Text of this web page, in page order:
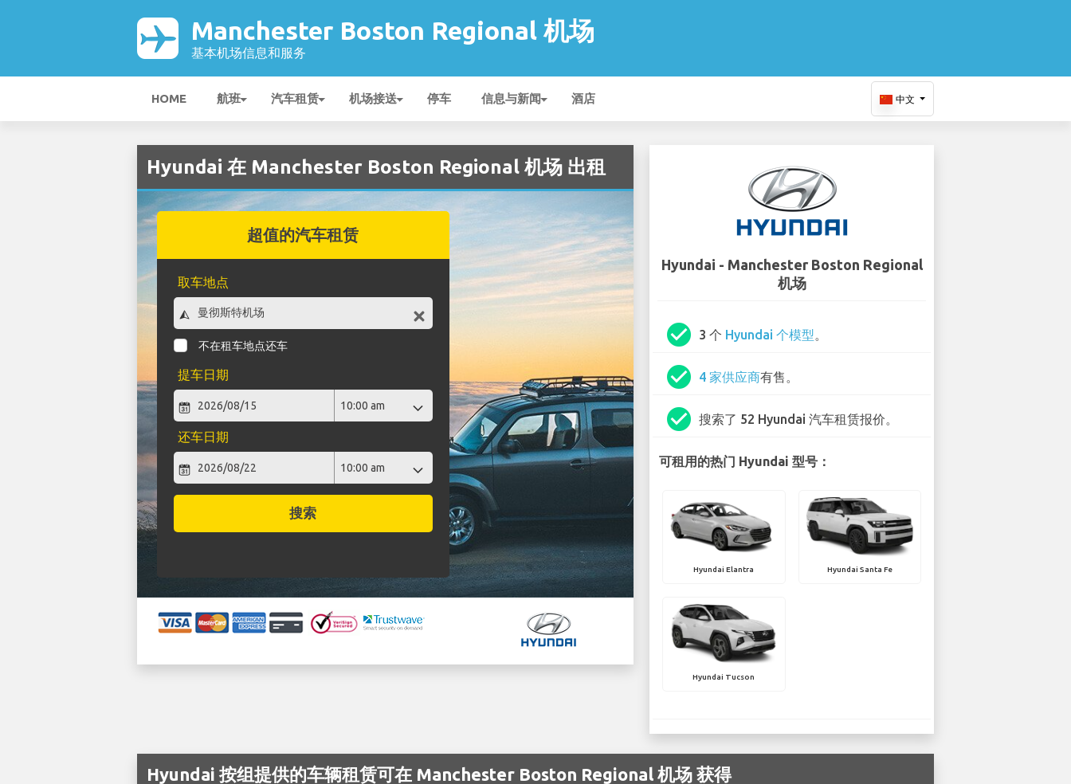
Manchester Boston Regional 机场
基本机场信息和服务
HOME 航班 汽车租赁 机场接送 停车 信息与新闻 酒店 中文
Hyundai 在 Manchester Boston Regional 机场 出租
超值的汽车租赁
取车地点
不在租车地点还车
提车日期
还车日期
搜索
Hyundai - Manchester Boston Regional
机场
check_circle 3 个 Hyundai 个模型。
check_circle 4 家供应商有售。
check_circle 搜索了 52 Hyundai 汽车租赁报价。
可租用的热门 Hyundai 型号：
Hyundai Elantra Hyundai Santa Fe
Hyundai Tucson
Hyundai 按组提供的车辆租赁可在 Manchester Boston Regional 机场 获得